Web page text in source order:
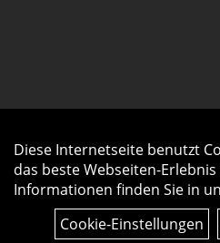
Diese Internetseite benutzt
das beste Webseiten-
Informationen finden Sie in
Cookie-Einstellungen